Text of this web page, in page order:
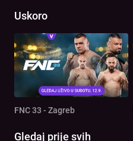
Uskoro
FNC 33 - Zagreb
Gledaj prije svih